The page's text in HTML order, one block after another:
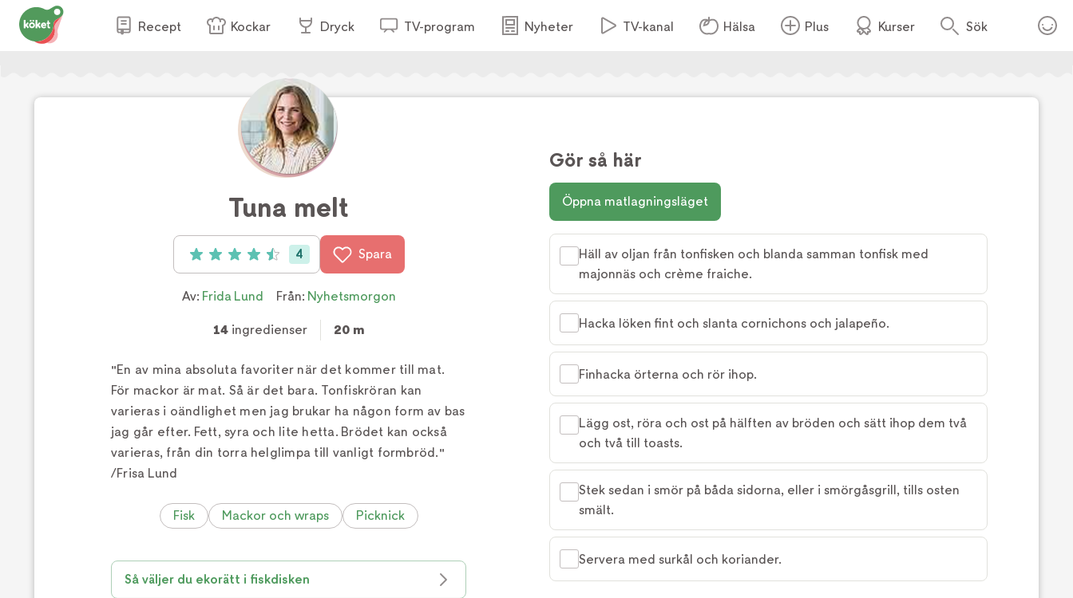
Recept Kockar Dryck TV-program Nyheter TV-kanal Hälsa Plus Kurser Sök
Foto:Mira Wickman
Tuna melt
Betyg: 4.5 av 5 (4 röster)
4 Spara
Av: Frida Lund Från: Nyhetsmorgon
14 ingredienser 20 m
"En av mina absoluta favoriter när det kommer till mat.
För mackor är mat. Så är det bara. Tonfiskröran kan
varieras i oändlighet men jag brukar ha någon form av bas
jag går efter. Fett, syra och lite hetta. Brödet kan också
varieras, från din torra helglimpa till vanligt formbröd."
/Frisa Lund
Fisk Mackor och wraps Picknick
Så väljer du ekorätt i fiskdisken
Gör så här
Öppna matlagningsläget
Häll av oljan från tonfisken och blanda samman tonfisk med
majonnäs och crème fraiche.
Hacka löken fint och slanta cornichons och jalapeño.
Finhacka örterna och rör ihop.
Lägg ost, röra och ost på hälften av bröden och sätt ihop dem två
och två till toasts.
Stek sedan i smör på båda sidorna, eller i smörgåsgrill, tills osten
smält.
Servera med surkål och koriander.